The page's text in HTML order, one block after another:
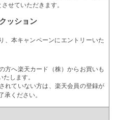
せていただきます。
ッション
、本キャンペーンにエントリーいた
方へ楽天カード（株）からお買いも
します。
れていない方は、楽天会員の登録が
承ください。